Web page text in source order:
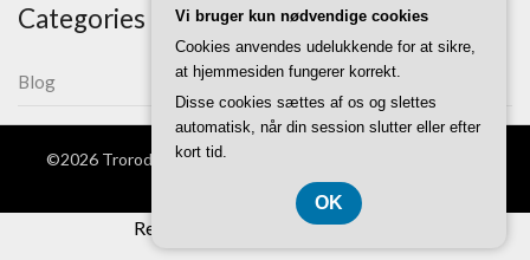
Categories
Blog
©2026 Trorodentreprise.dk
Registreringsnummer 37407739
Vi bruger kun nødvendige cookies
Cookies anvendes udelukkende for at sikre,
at hjemmesiden fungerer korrekt.
Disse cookies sættes af os og slettes
automatisk, når din session slutter eller efter
kort tid.
OK